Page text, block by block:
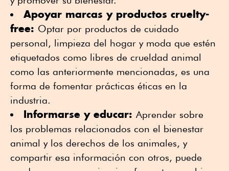
Apoyar marcas y productos cruelty-
free: Optar por productos de cuidado
personal, limpieza del hogar y moda que estén
etiquetados como libres de crueldad animal
como las anteriormente mencionadas, es una
forma de fomentar prácticas éticas en la
industria.
Informarse y educar: Aprender sobre
los problemas relacionados con el bienestar
animal y los derechos de los animales, y
compartir esa información con otros, puede